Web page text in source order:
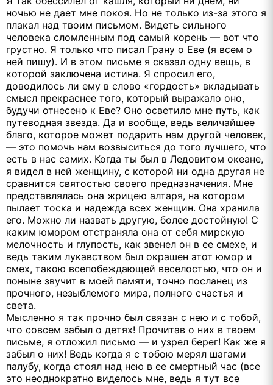
ночью не дает мне покоя. Но не только из-за этого я
плакал над твоим письмом. Видеть сильного
человека сломленным под самый корень — вот что
грустно. Я только что писал Грану о Еве (я всем о
ней пишу). И в этом письме я сказал одну вещь, в
которой заключена истина. Я спросил его,
доводилось ли ему в слово «гордость» вкладывать
смысл прекраснее того, который выражало оно,
будучи отнесено к Еве? Оно осветило мне путь, как
путеводная звезда. Да и вообще, ведь величайшее
благо, которое может подарить нам другой человек,
— это помочь нам возвыситься до того лучшего, что
есть в нас самих. Когда ты был в Ледовитом океане,
я видел в ней женщину, с которой ни одна другая не
сравнится святостью своего предназначения. Мне
представлялась она жрицею алтаря, на котором
пылает тоска и надежда всех женщин. Она хранила
его. Можно ли назвать другую, более достойную! С
каким юмором отстраняла она от себя мирскую
мелочность и глупость, как звенел он в ее смехе, и
ведь таким лукавством был окрашен этот юмор и
смех, такою всепобеждающей веселостью, что он и
поныне звучит в моей памяти, точно посланец из
прочного, незыблемого мира, полного счастья и
света.
Мысленно я так прочно был связан с нею и с тобой,
что совсем забыл о детях! Прочитав о них в твоем
письме, я отложил письмо — и узрел берег! Как же я
забыл о них! Ведь когда я с тобою мерял шагами
палубу, когда стоял над нею в ее смертный час (все
это неоднократно виделось мне, ведь я тут все